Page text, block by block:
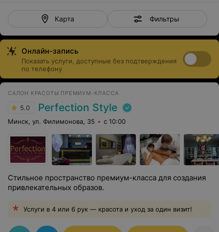
Карта Фильтры
Онлайн-запись
Показать услуги, доступные без подтверждения
по телефону
САЛОН КРАСОТЫ ПРЕМИУМ-КЛАССА
5.0 Perfection Style
Минск, ул. Филимонова, 35 с 10:00
Стильное пространство премиум-класса для создания
привлекательных образов.
Услуги в 4 или 6 рук — красота и уход за один визит!